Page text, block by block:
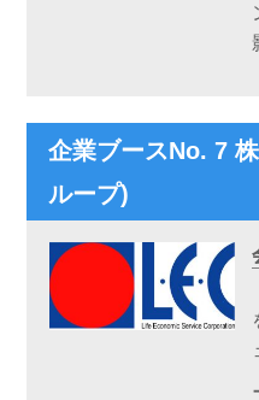
企業ブースNo. 7
ループ)